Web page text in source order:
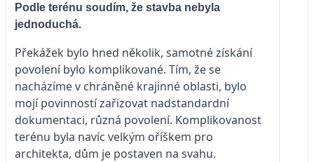
Podle terénu soudím, že stavba nebyla
jednoduchá.
Překážek bylo hned několik, samotné získání
povolení bylo komplikované. Tím, že se
nacházíme v chráněné krajinné oblasti, bylo
mojí povinností zařizovat nadstandardní
dokumentaci, různá povolení. Komplikovanost
terénu byla navíc velkým oříškem pro
architekta, dům je postaven na svahu.